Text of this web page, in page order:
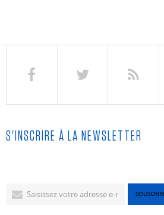
S'INSCRIRE À LA NEWSLETTER